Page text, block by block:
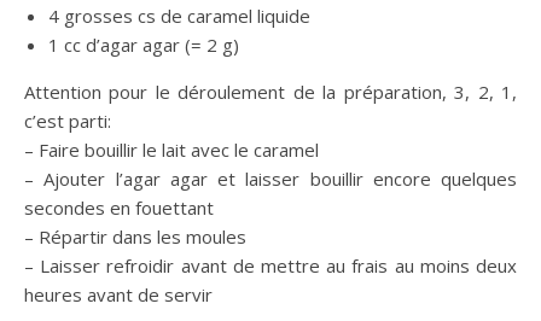
4 grosses cs de caramel liquide
1 cc d’agar agar (= 2 g)
Attention pour le déroulement de la préparation, 3, 2, 1,
c’est parti:
– Faire bouillir le lait avec le caramel
– Ajouter l’agar agar et laisser bouillir encore quelques
secondes en fouettant
– Répartir dans les moules
– Laisser refroidir avant de mettre au frais au moins deux
heures avant de servir